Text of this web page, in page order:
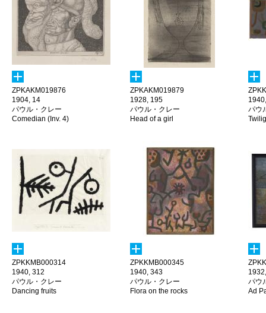
ZPKAKM019876
1904, 14
パウル・クレー
Comedian (Inv. 4)
ZPKAKM019879
1928, 195
パウル・クレー
Head of a girl
パウ
ZPKKMB000314
1940, 312
パウル・クレー
Dancing fruits
ZPKKMB000345
1940, 343
パウル・クレー
Flora on the rocks
パウ
Ad